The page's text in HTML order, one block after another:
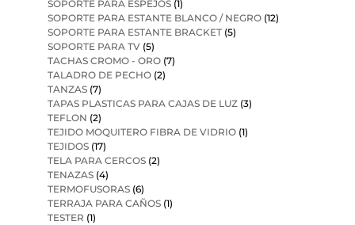
SOPORTE PARA ESPEJOS (1)
SOPORTE PARA ESTANTE BLANCO / NEGRO (12)
SOPORTE PARA ESTANTE BRACKET (5)
SOPORTE PARA TV (5)
TACHAS CROMO - ORO (7)
TALADRO DE PECHO (2)
TANZAS (7)
TAPAS PLASTICAS PARA CAJAS DE LUZ (3)
TEFLON (2)
TEJIDO MOQUITERO FIBRA DE VIDRIO (1)
TEJIDOS (17)
TELA PARA CERCOS (2)
TENAZAS (4)
TERMOFUSORAS (6)
TERRAJA PARA CAÑOS (1)
TESTER (1)